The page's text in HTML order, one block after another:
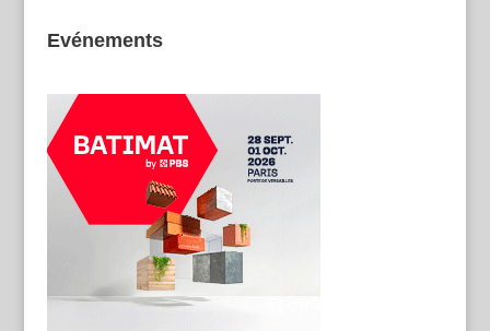
Evénements